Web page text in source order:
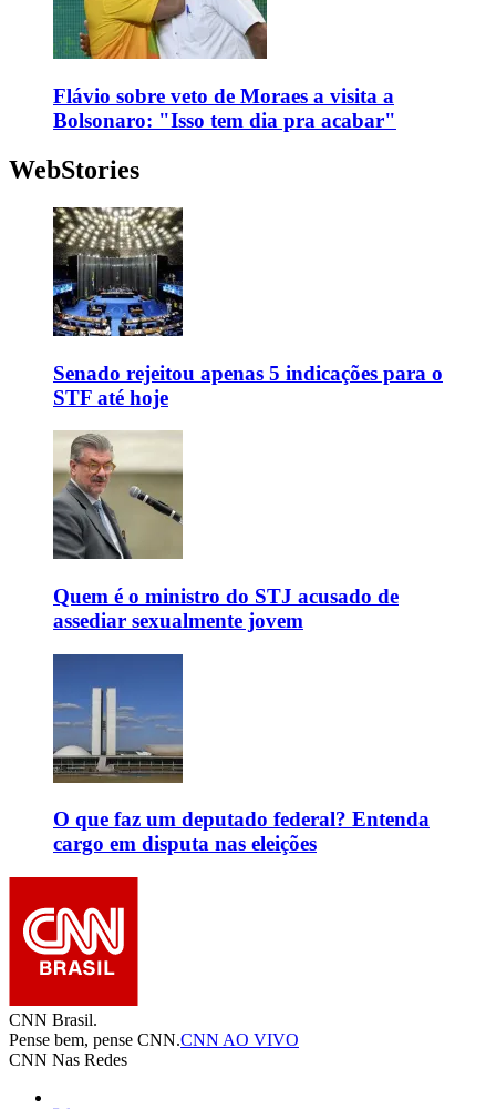
Flávio sobre veto de Moraes a visita a
Bolsonaro: "Isso tem dia pra acabar"
WebStories
Senado rejeitou apenas 5 indicações para o
STF até hoje
Quem é o ministro do STJ acusado de
assediar sexualmente jovem
O que faz um deputado federal? Entenda
cargo em disputa nas eleições
CNN Brasil.
Pense bem, pense CNN.CNN AO VIVO
CNN Nas Redes